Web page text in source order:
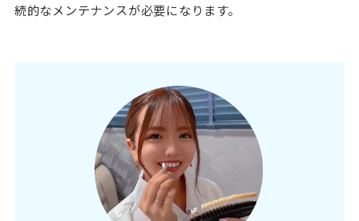
続的なメンテナンスが必要になります。